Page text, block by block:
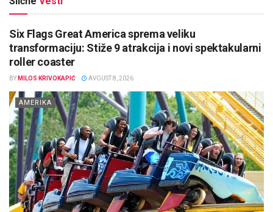
Six Flags Great America sprema veliku
transformaciju: Stiže 9 atrakcija i novi spektakularni
roller coaster
BY MILOS KRIVOKAPIĆ AVGUST 8, 2026
AMERIKA